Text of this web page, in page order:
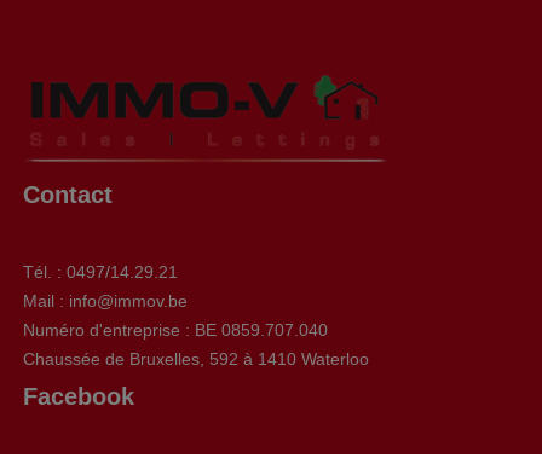
Contact
Tél. : 0497/14.29.21
Mail : info@immov.be
Numéro d'entreprise : BE 0859.707.040
Chaussée de Bruxelles, 592 à 1410 Waterloo
Facebook